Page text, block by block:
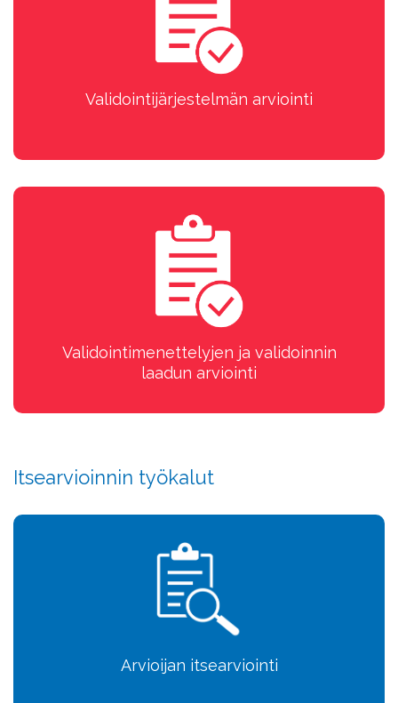
Validointijärjestelmän arviointi
Validointimenettelyjen ja validoinnin
laadun arviointi
Itsearvioinnin työkalut
Arvioijan itsearviointi